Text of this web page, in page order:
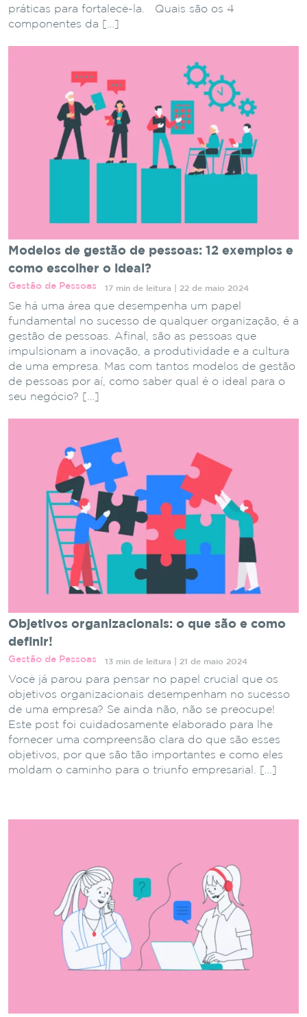
práticas para fortalecê-la. Quais são os 4
componentes da […]
Modelos de gestão de pessoas: 12 exemplos e
como escolher o ideal?
Gestão de Pessoas 17 min de leitura | 22 de maio 2024
Se há uma área que desempenha um papel
fundamental no sucesso de qualquer organização, é a
gestão de pessoas. Afinal, são as pessoas que
impulsionam a inovação, a produtividade e a cultura
de uma empresa. Mas com tantos modelos de gestão
de pessoas por aí, como saber qual é o ideal para o
seu negócio? […]
Objetivos organizacionais: o que são e como
definir!
Gestão de Pessoas 13 min de leitura | 21 de maio 2024
Você já parou para pensar no papel crucial que os
objetivos organizacionais desempenham no sucesso
de uma empresa? Se ainda não, não se preocupe!
Este post foi cuidadosamente elaborado para lhe
fornecer uma compreensão clara do que são esses
objetivos, por que são tão importantes e como eles
moldam o caminho para o triunfo empresarial. […]